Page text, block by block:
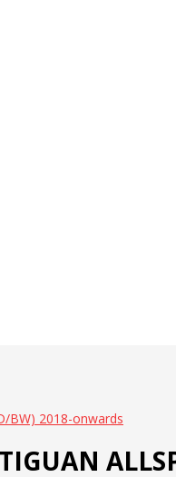
BW) 2018-onwards